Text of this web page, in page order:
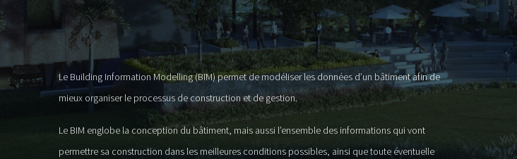
Le Building Information Modelling (BIM) permet de modéliser les données d’un bâtiment afin de
mieux organiser le processus de construction et de gestion.
Le BIM englobe la conception du bâtiment, mais aussi l’ensemble des informations qui vont
permettre sa construction dans les meilleures conditions possibles, ainsi que toute éventuelle